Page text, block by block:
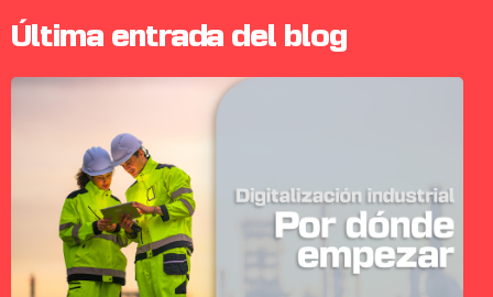
Última entrada del blog